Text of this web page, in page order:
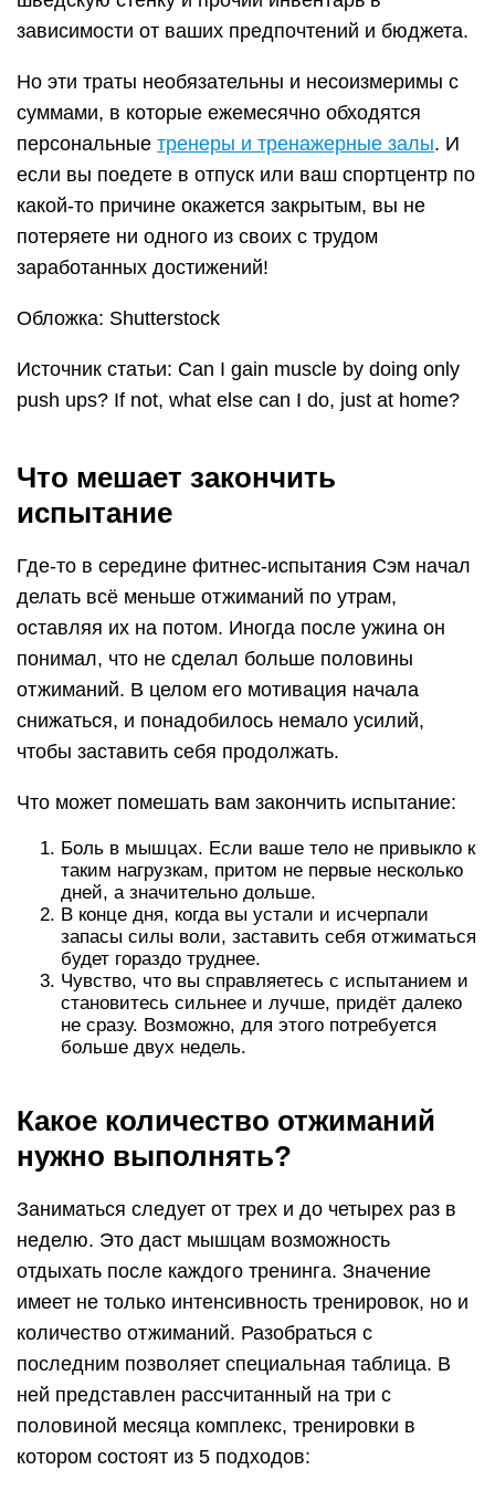
зависимости от ваших предпочтений и бюджета.
Но эти траты необязательны и несоизмеримы с
суммами, в которые ежемесячно обходятся
персональные тренеры и тренажерные залы. И
если вы поедете в отпуск или ваш спортцентр по
какой-то причине окажется закрытым, вы не
потеряете ни одного из своих с трудом
заработанных достижений!
Обложка: Shutterstock
Источник статьи: Can I gain muscle by doing only
push ups? If not, what else can I do, just at home?
Что мешает закончить
испытание
Где-то в середине фитнес-испытания Сэм начал
делать всё меньше отжиманий по утрам,
оставляя их на потом. Иногда после ужина он
понимал, что не сделал больше половины
отжиманий. В целом его мотивация начала
снижаться, и понадобилось немало усилий,
чтобы заставить себя продолжать.
Что может помешать вам закончить испытание:
Боль в мышцах. Если ваше тело не привыкло к
таким нагрузкам, притом не первые несколько
дней, а значительно дольше.
В конце дня, когда вы устали и исчерпали
запасы силы воли, заставить себя отжиматься
будет гораздо труднее.
Чувство, что вы справляетесь с испытанием и
становитесь сильнее и лучше, придёт далеко
не сразу. Возможно, для этого потребуется
больше двух недель.
Какое количество отжиманий
нужно выполнять?
Заниматься следует от трех и до четырех раз в
неделю. Это даст мышцам возможность
отдыхать после каждого тренинга. Значение
имеет не только интенсивность тренировок, но и
количество отжиманий. Разобраться с
последним позволяет специальная таблица. В
ней представлен рассчитанный на три с
половиной месяца комплекс, тренировки в
котором состоят из 5 подходов: